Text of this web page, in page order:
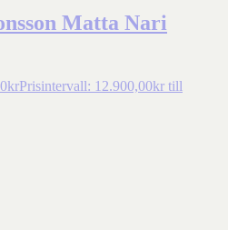
Matta Nari
krPrisintervall: 12.900,00kr till